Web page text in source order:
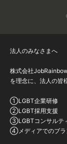
法人のみなさまへ
株式会社
を理念に、法人の皆
①LGBT企業研修
②LGBT採用支援
③LGBTコンサルテ
④メディアでのブラ